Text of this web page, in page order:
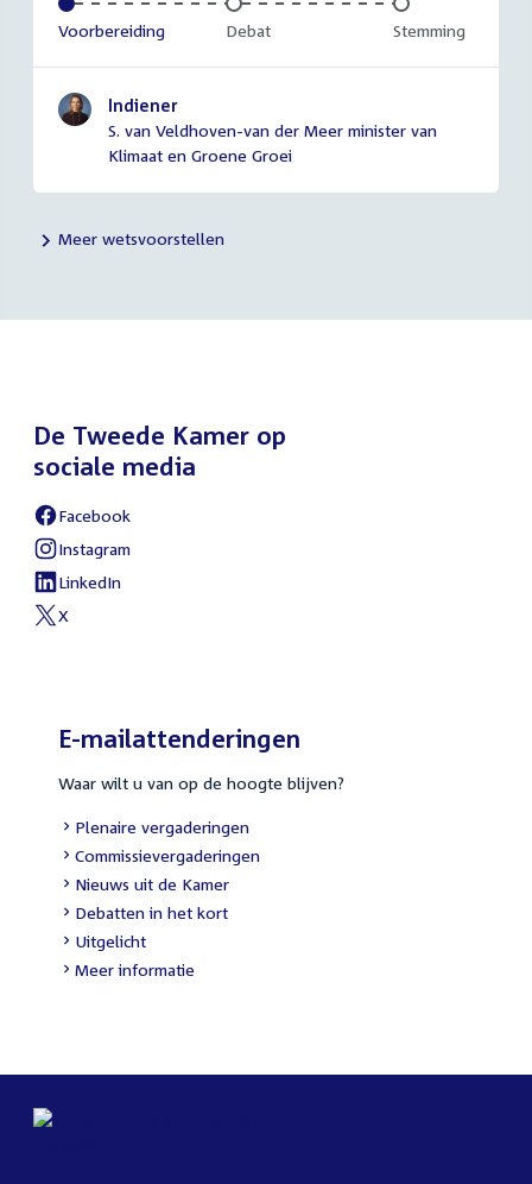
Voltooid:
Voorbereiding Onvoltooid:
Debat Onvoltooid:
Stemming
Indiener
S. van Veldhoven-van der Meer minister van
Klimaat en Groene Groei
Meer wetsvoorstellen
De Tweede Kamer op
sociale media
Facebook
Instagram
LinkedIn
X
E-mailattenderingen
Waar wilt u van op de hoogte blijven?
Plenaire vergaderingen
Commissievergaderingen
Nieuws uit de Kamer
Debatten in het kort
Uitgelicht
Meer informatie